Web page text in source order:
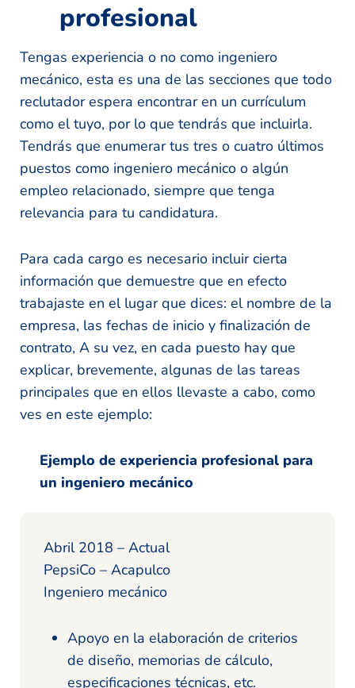
profesional
Tengas experiencia o no como ingeniero
mecánico, esta es una de las secciones que todo
reclutador espera encontrar en un currículum
como el tuyo, por lo que tendrás que incluirla.
Tendrás que enumerar tus tres o cuatro últimos
puestos como ingeniero mecánico o algún
empleo relacionado, siempre que tenga
relevancia para tu candidatura.
Para cada cargo es necesario incluir cierta
información que demuestre que en efecto
trabajaste en el lugar que dices: el nombre de la
empresa, las fechas de inicio y finalización de
contrato, A su vez, en cada puesto hay que
explicar, brevemente, algunas de las tareas
principales que en ellos llevaste a cabo, como
ves en este ejemplo:
Ejemplo de experiencia profesional para
un ingeniero mecánico
Abril 2018 – Actual
PepsiCo – Acapulco
Ingeniero mecánico
Apoyo en la elaboración de criterios
de diseño, memorias de cálculo,
especificaciones técnicas, etc.